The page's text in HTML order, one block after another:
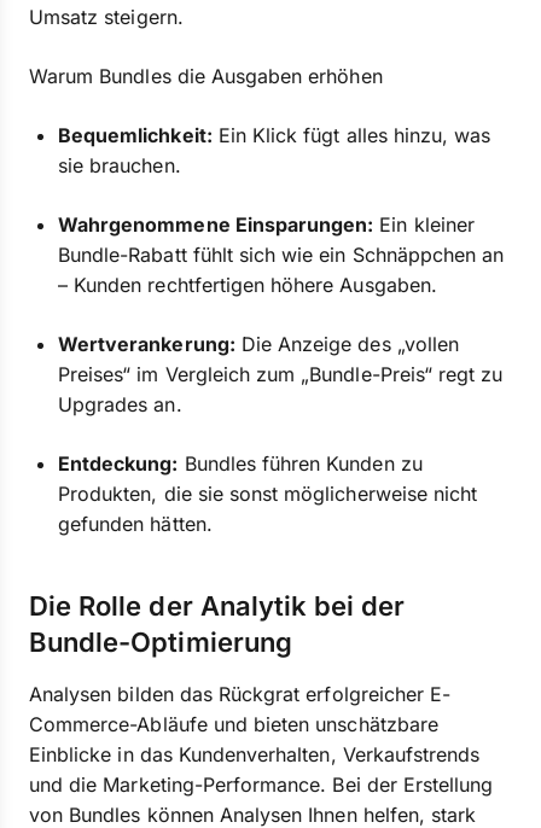
Umsatz steigern.
Warum Bundles die Ausgaben erhöhen
Bequemlichkeit: Ein Klick fügt alles hinzu, was
sie brauchen.
Wahrgenommene Einsparungen: Ein kleiner
Bundle-Rabatt fühlt sich wie ein Schnäppchen an
– Kunden rechtfertigen höhere Ausgaben.
Wertverankerung: Die Anzeige des „vollen
Preises“ im Vergleich zum „Bundle-Preis“ regt zu
Upgrades an.
Entdeckung: Bundles führen Kunden zu
Produkten, die sie sonst möglicherweise nicht
gefunden hätten.
Die Rolle der Analytik bei der
Bundle-Optimierung
Analysen bilden das Rückgrat erfolgreicher E-
Commerce-Abläufe und bieten unschätzbare
Einblicke in das Kundenverhalten, Verkaufstrends
und die Marketing-Performance. Bei der Erstellung
von Bundles können Analysen Ihnen helfen, stark